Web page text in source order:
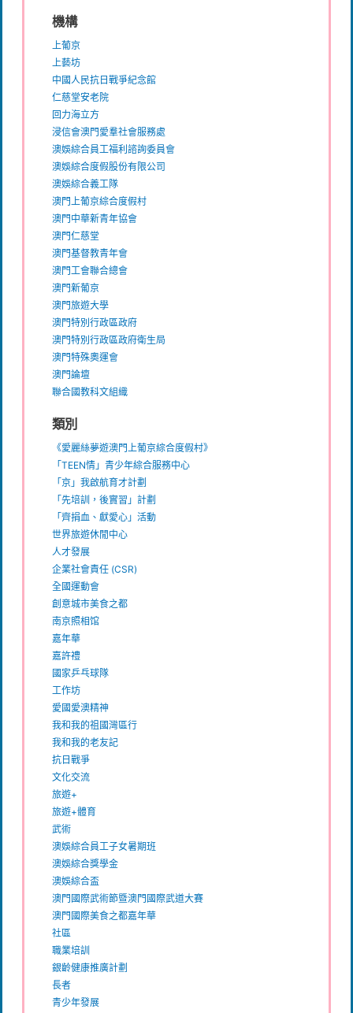
機構
上葡京
上藝坊
中國人民抗日戰爭紀念館
仁慈堂安老院
回力海立方
浸信會澳門愛羣社會服務處
澳娛綜合員工福利諮詢委員會
澳娛綜合度假股份有限公司
澳娛綜合義工隊
澳門上葡京綜合度假村
澳門中華新青年協會
澳門仁慈堂
澳門基督教青年會
澳門工會聯合總會
澳門新葡京
澳門旅遊大學
澳門特別行政區政府
澳門特別行政區政府衛生局
澳門特殊奧運會
澳門論壇
聯合國教科文組織
類別
《愛麗絲夢遊澳門上葡京綜合度假村》
「TEEN情」青少年綜合服務中心
「京」我啟航育才計劃
「先培訓，後實習」計劃
「齊捐血、獻愛心」活動
世界旅遊休閒中心
人才發展
企業社會責任 (CSR)
全國運動會
創意城市美食之都
南京照相馆
嘉年華
嘉許禮
國家乒乓球隊
工作坊
愛國愛澳精神
我和我的祖國灣區行
我和我的老友記
抗日戰爭
文化交流
旅遊+
旅遊+體育
武術
澳娛綜合員工子女暑期班
澳娛綜合獎學金
澳娛綜合盃
澳門國際武術節暨澳門國際武道大賽
澳門國際美食之都嘉年華
社區
職業培訓
銀齡健康推廣計劃
長者
青少年發展